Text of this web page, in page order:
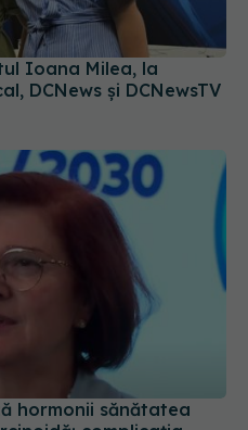
DCNews și DCNewsTV
complicația